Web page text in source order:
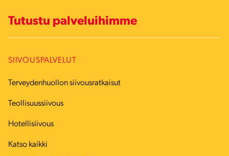
Tutustu palveluihimme
SIIVOUSPALVELUT
Terveydenhuollon siivousratkaisut
Teollisuussiivous
Hotellisiivous
Katso kaikki